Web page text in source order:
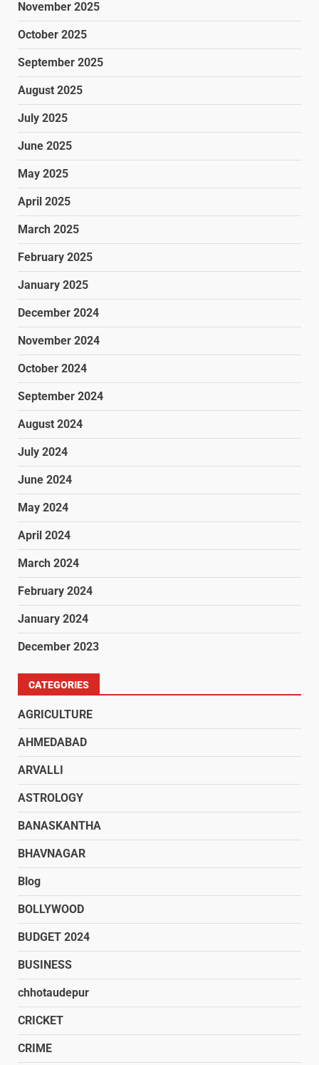
November 2025
October 2025
September 2025
August 2025
July 2025
June 2025
May 2025
April 2025
March 2025
February 2025
January 2025
December 2024
November 2024
October 2024
September 2024
August 2024
July 2024
June 2024
May 2024
April 2024
March 2024
February 2024
January 2024
December 2023
CATEGORIES
AGRICULTURE
AHMEDABAD
ARVALLI
ASTROLOGY
BANASKANTHA
BHAVNAGAR
Blog
BOLLYWOOD
BUDGET 2024
BUSINESS
chhotaudepur
CRICKET
CRIME